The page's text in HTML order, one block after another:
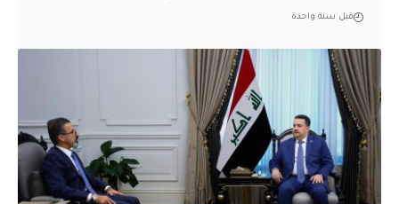
قبل سنة واحدة